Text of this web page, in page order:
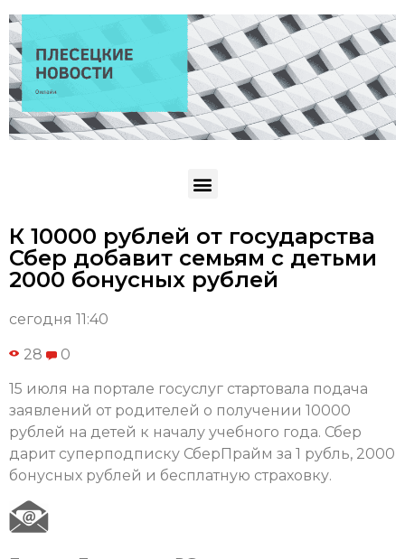
К 10000 рублей от государства
Сбер добавит семьям с детьми
2000 бонусных рублей
сегодня 11:40
28 0
15 июля на портале госуслуг стартовала подача
заявлений от родителей о получении 10000
рублей на детей к началу учебного года. Сбер
дарит суперподписку СберПрайм за 1 рубль, 2000
бонусных рублей и бесплатную страховку.